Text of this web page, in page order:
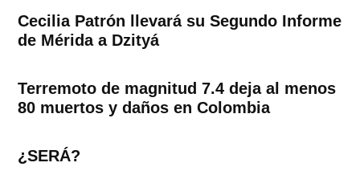
Cecilia Patrón llevará su Segundo Informe
de Mérida a Dzityá
Terremoto de magnitud 7.4 deja al menos
80 muertos y daños en Colombia
¿SERÁ?